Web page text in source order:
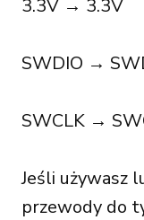
3.3V → 3.3V
SWDIO →
SWCLK →
Jeśli używasz
przewody do